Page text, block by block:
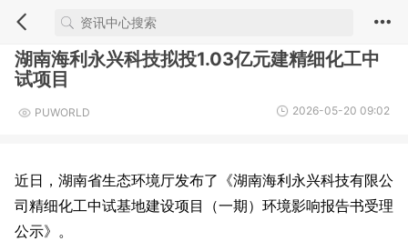
湖南海利永兴科技拟投1.03亿元建精细化工中
试项目
PUWORLD 2026-05-20 09:02
近日，湖南省生态环境厅发布了《湖南海利永兴科技有限公
司精细化工中试基地建设项目（一期）环境影响报告书受理
公示》。